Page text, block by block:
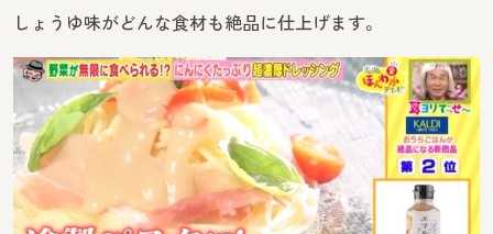
しょうゆ味がどんな食材も絶品に仕上げます。